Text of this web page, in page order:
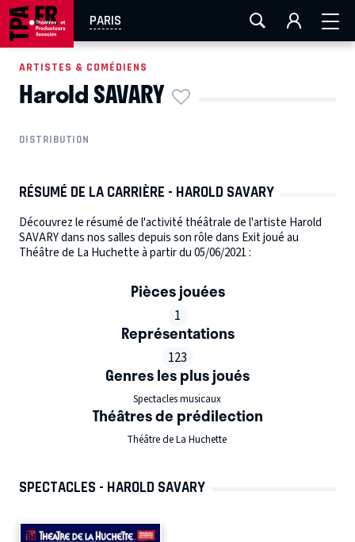
PARIS
AIX-MARSEILLE LA ROCHELLE
EN TOURNÉE
ARTISTES & COMÉDIENS
Harold SAVARY
DISTRIBUTION
RÉSUMÉ DE LA CARRIÈRE - HAROLD SAVARY
Découvrez le résumé de l'activité théâtrale de l'artiste Harold
SAVARY dans nos salles depuis son rôle dans Exit joué au
Théâtre de La Huchette à partir du 05/06/2021 :
Pièces jouées
1
Représentations
123
Genres les plus joués
Spectacles musicaux
Théâtres de prédilection
Théâtre de La Huchette
SPECTACLES - HAROLD SAVARY